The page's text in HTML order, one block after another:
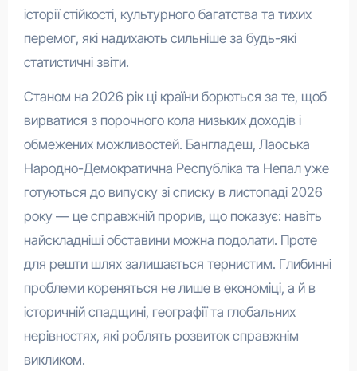
історії стійкості, культурного багатства та тихих
перемог, які надихають сильніше за будь-які
статистичні звіти.
Станом на 2026 рік ці країни борються за те, щоб
вирватися з порочного кола низьких доходів і
обмежених можливостей. Бангладеш, Лаоська
Народно-Демократична Республіка та Непал уже
готуються до випуску зі списку в листопаді 2026
року — це справжній прорив, що показує: навіть
найскладніші обставини можна подолати. Проте
для решти шлях залишається тернистим. Глибинні
проблеми кореняться не лише в економіці, а й в
історичній спадщині, географії та глобальних
нерівностях, які роблять розвиток справжнім
викликом.